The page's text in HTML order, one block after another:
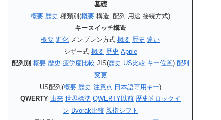
基礎
概要 歴史 種類別(概要 構造 配列 用途 接続方式)
キースイッチ構造
概要 進化 メンブレン方式 概要 歴史 違い
シザー式 概要 歴史 Apple
配列別 概要 歴史 疲労度比較 JIS(歴史 US比較 キー位置) 配列
変更
US配列(概要 歴史 注意点 日本語専用キー)
QWERTY 由来 世界標準 QWERTY以前 歴史的ロックイ
ン Dvorak比較 親指シフト